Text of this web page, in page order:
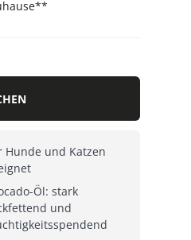
**
Hunde und Katzen
Öl: stark
und